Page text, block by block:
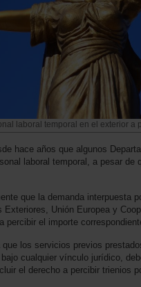
laboral temporal en el exterior a
hace años que algunos
laboral temporal, a pesar
que la demanda interpuesta
Unión Europea y
percibir el importe
los servicios previos
cualquier vínculo jurídico,
el derecho a percibir trienios